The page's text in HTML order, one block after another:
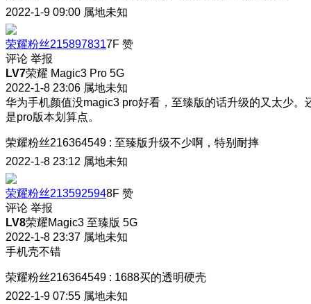
2022-1-9 09:00 属地未知
荣耀粉丝2158978317F 赞
评论 举报
LV7荣耀 Magic3 Pro 5G
2022-1-8 23:06 属地未知
华为手机颜值没magic3 pro好看，至臻版的话升级的又太少。
是pro版本划算点。
荣耀粉丝216364549 : 至臻版升级不少啊，特别耐摔
2022-1-8 23:12 属地未知
荣耀粉丝2135925948F 赞
评论 举报
LV8荣耀Magic3 至臻版 5G
2022-1-8 23:37 属地未知
手机壳不错
荣耀粉丝216364549 : 1688买的透明硬壳
2022-1-9 07:55 属地未知